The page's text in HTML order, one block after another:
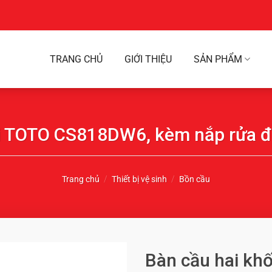
TRANG CHỦ GIỚI THIỆU SẢN PHẨM
CS818DW6, kèm nắp rửa
Trang chủ / Thiết bị vệ sinh / Bồn cầu
Bàn cầu hai